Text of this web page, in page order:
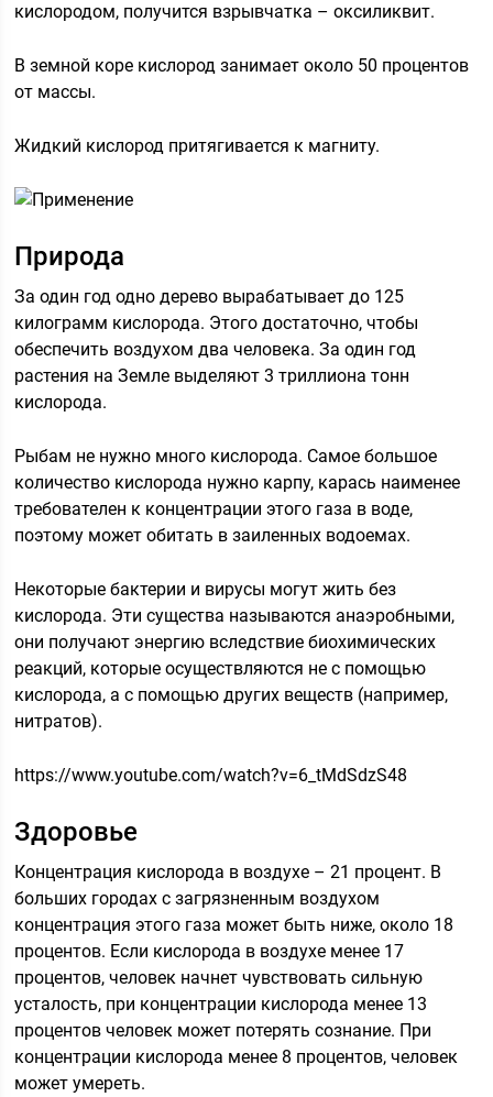
кислородом, получится взрывчатка – оксиликвит.
В земной коре кислород занимает около 50 процентов
от массы.
Жидкий кислород притягивается к магниту.
Природа
За один год одно дерево вырабатывает до 125
килограмм кислорода. Этого достаточно, чтобы
обеспечить воздухом два человека. За один год
растения на Земле выделяют 3 триллиона тонн
кислорода.
Рыбам не нужно много кислорода. Самое большое
количество кислорода нужно карпу, карась наименее
требователен к концентрации этого газа в воде,
поэтому может обитать в заиленных водоемах.
Некоторые бактерии и вирусы могут жить без
кислорода. Эти существа называются анаэробными,
они получают энергию вследствие биохимических
реакций, которые осуществляются не с помощью
кислорода, а с помощью других веществ (например,
нитратов).
https://www.youtube.com/watch?v=6_tMdSdzS48
Здоровье
Концентрация кислорода в воздухе – 21 процент. В
больших городах с загрязненным воздухом
концентрация этого газа может быть ниже, около 18
процентов. Если кислорода в воздухе менее 17
процентов, человек начнет чувствовать сильную
усталость, при концентрации кислорода менее 13
процентов человек может потерять сознание. При
концентрации кислорода менее 8 процентов, человек
может умереть.